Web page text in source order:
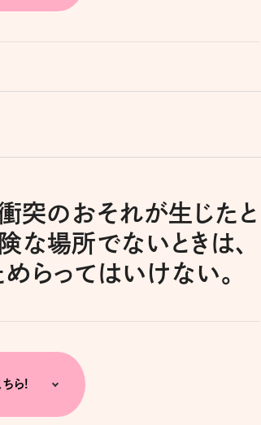
突のおそれが生じたと
な場所でないときは、
らってはいけない。
ら!